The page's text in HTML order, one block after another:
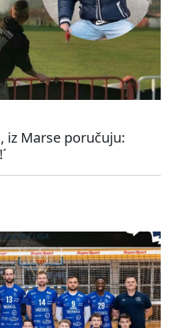
iz Marse poručuju: